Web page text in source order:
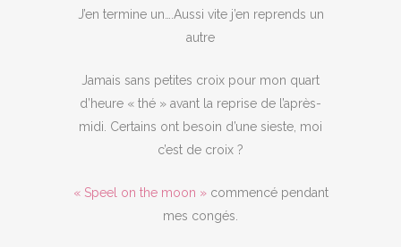
J’en termine un….Aussi vite j’en reprends un
autre
Jamais sans petites croix pour mon quart
d’heure « thé » avant la reprise de l’après-
midi. Certains ont besoin d’une sieste, moi
c’est de croix ?
« Speel on the moon »commencé pendant
mes congés.